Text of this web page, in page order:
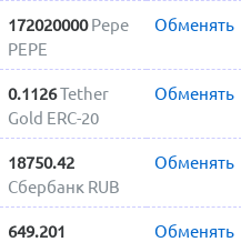
172020000 Pepe
PEPE
Обменять
0.1126Tether
Gold ERC-20
Обменять
18750.42
Сбербанк RUB
Обменять
649.201
Обменять